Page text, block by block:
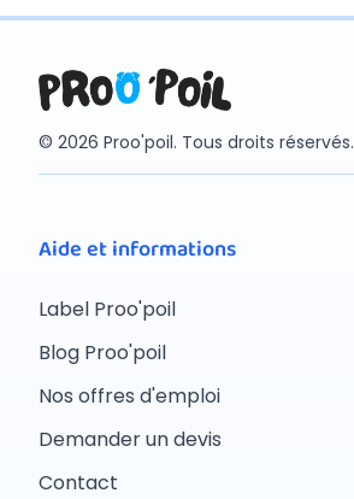
© 2026 Proo'poil. Tous droits réservés.
Aide et informations
Label Proo'poil
Blog Proo'poil
Nos offres d'emploi
Demander un devis
Contact